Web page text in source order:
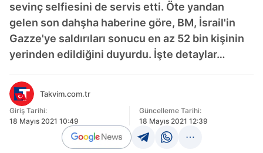
sevinç selfiesini de servis etti. Öte yandan
gelen son dahşha haberine göre, BM, İsrail'in
Gazze'ye saldırıları sonucu en az 52 bin kişinin
yerinden edildiğini duyurdu. İşte detaylar…
Takvim.com.tr
Giriş Tarihi:
18 Mayıs 2021 10:49
Güncelleme Tarihi:
18 Mayıs 2021 12:39